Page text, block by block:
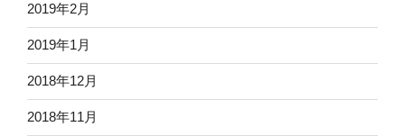
2019年2月
2019年1月
2018年12月
2018年11月